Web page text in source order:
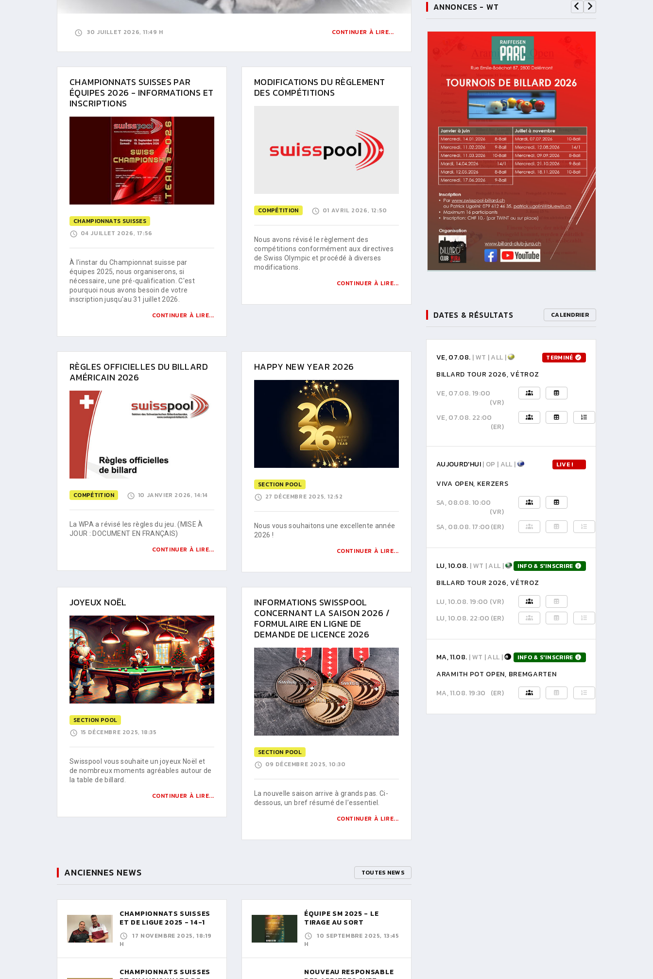
30 JUILLET 2026, 11:49 H CONTINUER À LIRE...
CHAMPIONNATS SUISSES PAR
ÉQUIPES 2026 - INFORMATIONS ET
INSCRIPTIONS
CHAMPIONNATS SUISSES
04 JUILLET 2026, 17:56
À l'instar du Championnat suisse par
équipes 2025, nous organiserons, si
nécessaire, une pré-qualification. C'est
pourquoi nous avons besoin de votre
inscription jusqu'au 31 juillet 2026.
CONTINUER À LIRE...
MODIFICATIONS DU RÈGLEMENT
DES COMPÉTITIONS
COMPÉTITION 01 AVRIL 2026, 12:50
Nous avons révisé le règlement des
compétitions conformément aux directives
de Swiss Olympic et procédé à diverses
modifications.
CONTINUER À LIRE...
RÈGLES OFFICIELLES DU BILLARD
AMÉRICAIN 2026
COMPÉTITION 10 JANVIER 2026, 14:14
La WPA a révisé les règles du jeu. (MISE À
JOUR : DOCUMENT EN FRANÇAIS)
CONTINUER À LIRE...
HAPPY NEW YEAR 2026
SECTION POOL
27 DÉCEMBRE 2025, 12:52
Nous vous souhaitons une excellente année
2026 !
CONTINUER À LIRE...
JOYEUX NOËL
SECTION POOL
15 DÉCEMBRE 2025, 18:35
Swisspool vous souhaite un joyeux Noël et
de nombreux moments agréables autour de
la table de billard.
CONTINUER À LIRE...
INFORMATIONS SWISSPOOL
CONCERNANT LA SAISON 2026 /
FORMULAIRE EN LIGNE DE
DEMANDE DE LICENCE 2026
SECTION POOL
09 DÉCEMBRE 2025, 10:30
La nouvelle saison arrive à grands pas. Ci-
dessous, un bref résumé de l’essentiel.
CONTINUER À LIRE...
ANCIENNES NEWS TOUTES NEWS
CHAMPIONNATS SUISSES
ET DE LIGUE 2025 - 14-1
17 NOVEMBRE 2025, 18:19
H
CHAMPIONNATS SUISSES
ÉQUIPE SM 2025 - LE
TIRAGE AU SORT
10 SEPTEMBRE 2025, 13:45
H
NOUVEAU RESPONSABLE
ANNONCES - WT
DATES & RÉSULTATS CALENDRIER
VE, 07.08. | WT | ALL | TERMINÉ
BILLARD TOUR 2026, VÉTROZ
VE, 07.08. 19:00
(VR)
VE, 07.08. 22:00
(ER)
AUJOURD'HUI| OP | ALL | LIVE !
VIVA OPEN, KERZERS
SA, 08.08. 10:00
(VR)
SA, 08.08. 17:00(ER)
LU, 10.08. | WT | ALL | INFO & S'INSCRIRE
BILLARD TOUR 2026, VÉTROZ
LU, 10.08. 19:00 (VR)
LU, 10.08. 22:00 (ER)
MA, 11.08. | WT | ALL | INFO & S'INSCRIRE
ARAMITH POT OPEN, BREMGARTEN
MA, 11.08. 19:30
(ER)